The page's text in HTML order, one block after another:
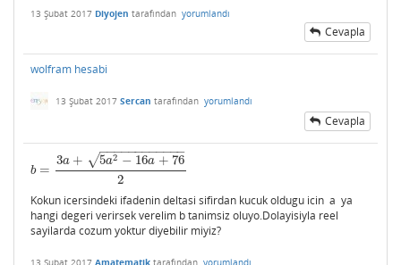
13 Şubat 2017 Diyojen tarafından yorumlandı
Cevapla
wolfram hesabi
13 Şubat 2017 Sercan tarafından yorumlandı
Cevapla
b =
3a + 5a2 − 16a + 76
− −
−−−−−−−−−−
√
2
b =3 +5a2−16a+762
Kokun icersindeki ifadenin deltasi sifirdan kucuk oldugu icin a ya
hangi degeri verirsek verelim b tanimsiz oluyo.Dolayisiyla reel
sayilarda cozum yoktur diyebilir miyiz?
13 Şubat 2017 Amatematik tarafından yorumlandı